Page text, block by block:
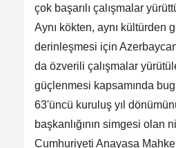
çok başarılı çalışmalar
Aynı kökten, aynı kültürden
derinleşmesi için
da özverili çalışmalar
güçlenmesi kapsamında
63'üncü kuruluş yıl
başkanlığının simgesi olan
Cumhuriyeti Anayasa